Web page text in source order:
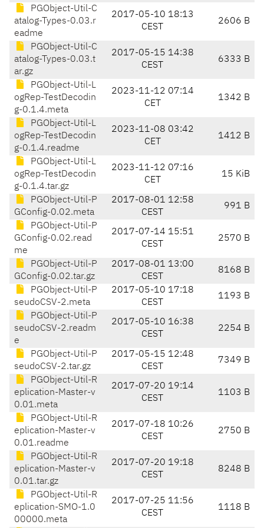
PGObject-Util-C
atalog-Types-0.03.r
eadme
2017-05-10 18:13
CEST
2606 B
PGObject-Util-C
atalog-Types-0.03.t
ar.gz
2017-05-15 14:38
CEST
6333 B
PGObject-Util-L
ogRep-TestDecodin
g-0.1.4.meta
2023-11-12 07:14
CET
1342 B
PGObject-Util-L
ogRep-TestDecodin
g-0.1.4.readme
2023-11-08 03:42
CET
1412 B
PGObject-Util-L
ogRep-TestDecodin
g-0.1.4.tar.gz
2023-11-12 07:16
CET
15 KiB
PGObject-Util-P
GConfig-0.02.meta
2017-08-01 12:58
CEST
991 B
PGObject-Util-P
GConfig-0.02.read
me
2017-07-14 15:51
CEST
2570 B
PGObject-Util-P
GConfig-0.02.tar.gz
2017-08-01 13:00
CEST
8168 B
PGObject-Util-P
seudoCSV-2.meta
2017-05-10 17:18
CEST
1193 B
PGObject-Util-P
seudoCSV-2.readm
e
2017-05-10 16:38
CEST
2254 B
PGObject-Util-P
seudoCSV-2.tar.gz
2017-05-15 12:48
CEST
7349 B
PGObject-Util-R
eplication-Master-v
0.01.meta
2017-07-20 19:14
CEST
1103 B
PGObject-Util-R
eplication-Master-v
0.01.readme
2017-07-18 10:26
CEST
2750 B
PGObject-Util-R
eplication-Master-v
0.01.tar.gz
2017-07-20 19:18
CEST
8248 B
PGObject-Util-R
eplication-SMO-1.0
00000.meta
2017-07-25 11:56
CEST
1118 B